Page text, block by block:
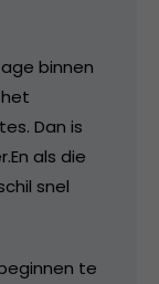
binnen
Dan is
als die
snel
te